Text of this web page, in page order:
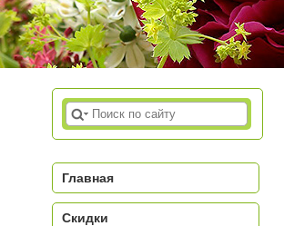
Главная
Скидки